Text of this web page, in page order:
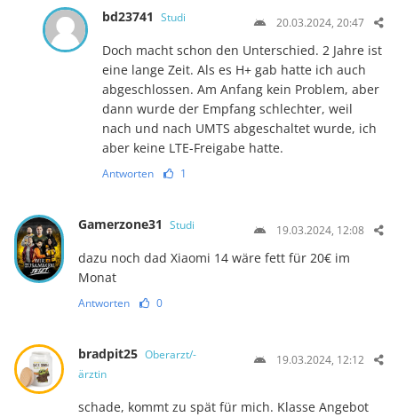
bd23741 Studi 20.03.2024, 20:47
Doch macht schon den Unterschied. 2 Jahre ist
eine lange Zeit. Als es H+ gab hatte ich auch
abgeschlossen. Am Anfang kein Problem, aber
dann wurde der Empfang schlechter, weil
nach und nach UMTS abgeschaltet wurde, ich
aber keine LTE-Freigabe hatte.
Antworten 1
Gamerzone31 Studi 19.03.2024, 12:08
dazu noch dad Xiaomi 14 wäre fett für 20€ im
Monat
Antworten 0
bradpit25 Oberarzt/-
ärztin
19.03.2024, 12:12
schade, kommt zu spät für mich. Klasse Angebot